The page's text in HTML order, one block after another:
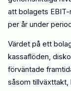
att bolagets EBIT-
per år under
Värdet på ett
kassaflöden,
förväntade
såsom tillväxttakt,